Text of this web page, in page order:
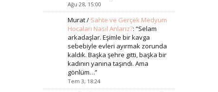
Ağu 28, 15:00
Murat/ Sahte ve Gerçek Medyum
Hocaları Nasıl Anlarız?: “Selam
arkadaşlar. Eşimle bir kavga
sebebiyle evleri ayırmak zorunda
kaldık. Başka şehre gitti, başka bir
kadının yanına taşındı. Ama
gönlüm…”
Tem 3, 18:24